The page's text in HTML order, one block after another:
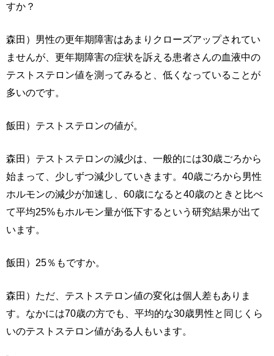
すか？
森田）男性の更年期障害はあまりクローズアップされてい
ませんが、更年期障害の症状を訴える患者さんの血液中の
テストステロン値を測ってみると、低くなっていることが
多いのです。
飯田）テストステロンの値が。
森田）テストステロンの減少は、一般的には30歳ごろから
始まって、少しずつ減少していきます。40歳ごろから男性
ホルモンの減少が加速し、60歳になると40歳のときと比べ
て平均25%もホルモン量が低下するという研究結果が出て
います。
飯田）25％もですか。
森田）ただ、テストステロン値の変化は個人差もありま
す。なかには70歳の方でも、平均的な30歳男性と同じくら
いのテストステロン値がある人もいます。